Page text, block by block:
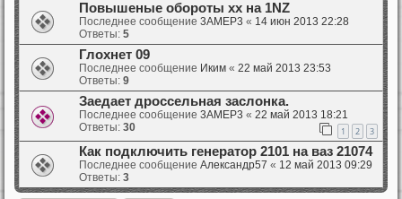
Повышеные обороты хх на 1NZ
Последнее сообщение 3AMEP3 « 14 июн 2013 22:28
Ответы: 5
Глохнет 09
Последнее сообщение Иким « 22 май 2013 23:53
Ответы: 9
Заедает дроссельная заслонка.
Последнее сообщение 3AMEP3 « 22 май 2013 18:21
Ответы: 30 1 2 3
Как подключить генератор 2101 на ваз 21074
Последнее сообщение Александр57 « 12 май 2013 09:29
Ответы: 3